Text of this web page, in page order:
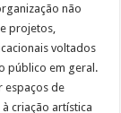
não
projetos,
voltados
público em geral.
espaços de
criação artística